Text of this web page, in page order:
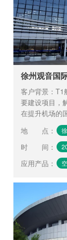
徐州观音国
客户背景：T1
要建设项目，
在提升机场的
地 点 ：
时 间 ：
应用产品 ：